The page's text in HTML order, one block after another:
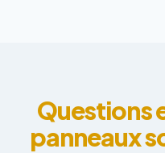
Questions
panneaux